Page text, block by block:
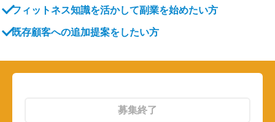
フィットネス知識を活かして副業を始めたい方
既存顧客への追加提案をしたい方
募集終了